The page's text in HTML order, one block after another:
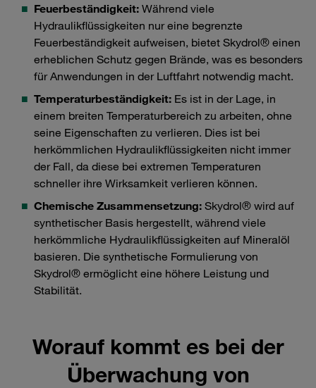
Feuerbeständigkeit: Während viele
Hydraulikflüssigkeiten nur eine begrenzte
Feuerbeständigkeit aufweisen, bietet Skydrol® einen
erheblichen Schutz gegen Brände, was es besonders
für Anwendungen in der Luftfahrt notwendig macht.
Temperaturbeständigkeit: Es ist in der Lage, in
einem breiten Temperaturbereich zu arbeiten, ohne
seine Eigenschaften zu verlieren. Dies ist bei
herkömmlichen Hydraulikflüssigkeiten nicht immer
der Fall, da diese bei extremen Temperaturen
schneller ihre Wirksamkeit verlieren können.
Chemische Zusammensetzung: Skydrol® wird auf
synthetischer Basis hergestellt, während viele
herkömmliche Hydraulikflüssigkeiten auf Mineralöl
basieren. Die synthetische Formulierung von
Skydrol® ermöglicht eine höhere Leistung und
Stabilität.
Worauf kommt es bei der
Überwachung von